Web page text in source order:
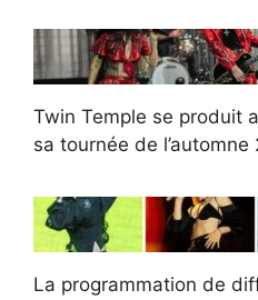
Twin Temple se produit
sa tournée de l’automne
La programmation de